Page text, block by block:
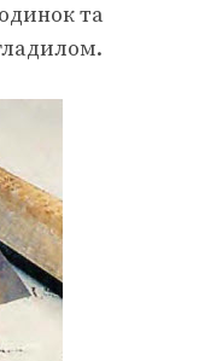
та